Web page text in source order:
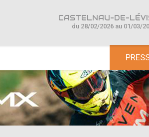
CASTELNAU-DE-
du 28/02/2026 au 01/03/